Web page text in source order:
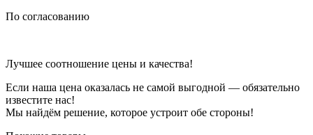
По согласованию
Лучшее соотношение цены и качества!
Если наша цена оказалась не самой выгодной — обязательно
известите нас!
Мы найдём решение, которое устроит обе стороны!